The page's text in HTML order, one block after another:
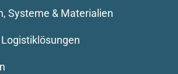
Systeme & Materialien